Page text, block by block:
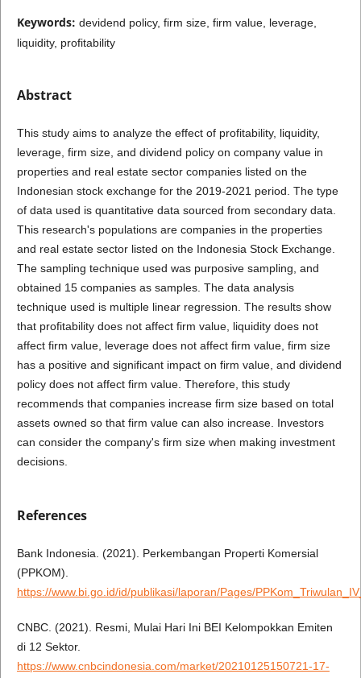
Keywords: devidend policy, firm size, firm value, leverage,
liquidity, profitability
Abstract
This study aims to analyze the effect of profitability, liquidity,
leverage, firm size, and dividend policy on company value in
properties and real estate sector companies listed on the
Indonesian stock exchange for the 2019-2021 period. The type
of data used is quantitative data sourced from secondary data.
This research's populations are companies in the properties
and real estate sector listed on the Indonesia Stock Exchange.
The sampling technique used was purposive sampling, and
obtained 15 companies as samples. The data analysis
technique used is multiple linear regression. The results show
that profitability does not affect firm value, liquidity does not
affect firm value, leverage does not affect firm value, firm size
has a positive and significant impact on firm value, and dividend
policy does not affect firm value. Therefore, this study
recommends that companies increase firm size based on total
assets owned so that firm value can also increase. Investors
can consider the company's firm size when making investment
decisions.
References
Bank Indonesia. (2021). Perkembangan Properti Komersial
(PPKOM).
https://www.bi.go.id/id/publikasi/laporan/Pages/
CNBC. (2021). Resmi, Mulai Hari Ini BEI Kelompokkan Emiten
di 12 Sektor.
https://www.cnbcindonesia.com/market/20210125150721-17-